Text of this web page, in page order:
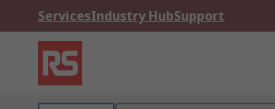
ServicesIndustry HubSupport